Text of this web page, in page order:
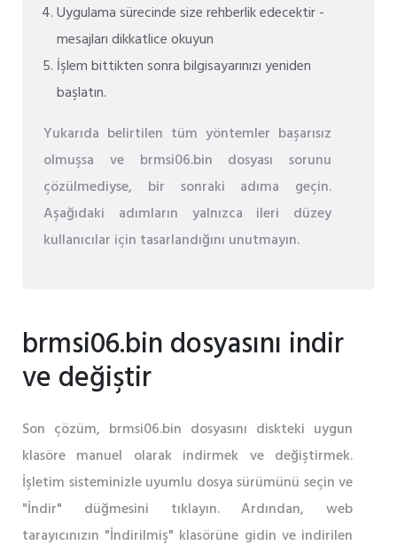
Uygulama sürecinde size rehberlik edecektir -
mesajları dikkatlice okuyun
İşlem bittikten sonra bilgisayarınızı yeniden
başlatın.
Yukarıda belirtilen tüm yöntemler başarısız
olmuşsa ve brmsi06.bin dosyası sorunu
çözülmediyse, bir sonraki adıma geçin.
Aşağıdaki adımların yalnızca ileri düzey
kullanıcılar için tasarlandığını unutmayın.
brmsi06.bin dosyasını indir
ve değiştir
Son çözüm, brmsi06.bin dosyasını diskteki uygun
klasöre manuel olarak indirmek ve değiştirmek.
İşletim sisteminizle uyumlu dosya sürümünü seçin ve
"İndir" düğmesini tıklayın. Ardından, web
tarayıcınızın "İndirilmiş" klasörüne gidin ve indirilen